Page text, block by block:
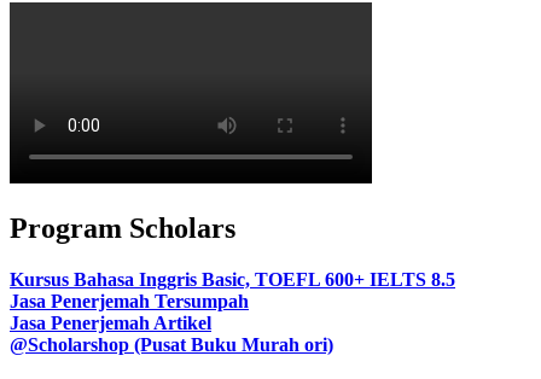
Program Scholars
Kursus Bahasa Inggris Basic, TOEFL 600+ IELTS 8.5
Jasa Penerjemah Tersumpah
Jasa Penerjemah Artikel
@Scholarshop (Pusat Buku Murah ori)